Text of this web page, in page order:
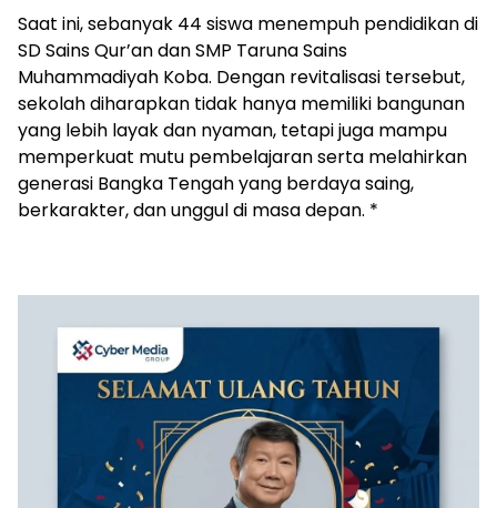
‎Saat ini, sebanyak 44 siswa menempuh pendidikan di
SD Sains Qur’an dan SMP Taruna Sains
Muhammadiyah Koba. Dengan revitalisasi tersebut,
sekolah diharapkan tidak hanya memiliki bangunan
yang lebih layak dan nyaman, tetapi juga mampu
memperkuat mutu pembelajaran serta melahirkan
generasi Bangka Tengah yang berdaya saing,
berkarakter, dan unggul di masa depan. *